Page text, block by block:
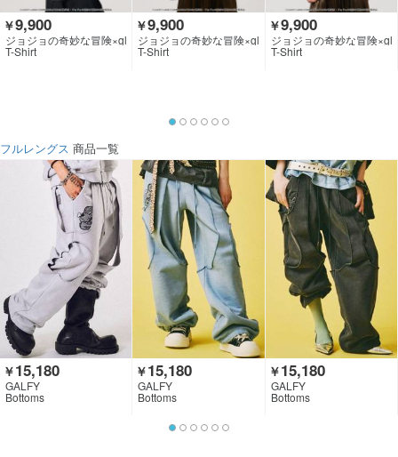
￥9,900
ジョジョの奇妙な冒険×gl
amb
T-Shirt
￥9,900
ジョジョの奇妙な冒険×gl
amb
T-Shirt
￥9,900
ジョジョの奇妙な冒険×gl
amb
T-Shirt
フルレングス 商品一覧
￥15,180
GALFY
Bottoms
￥15,180
GALFY
Bottoms
￥15,180
GALFY
Bottoms